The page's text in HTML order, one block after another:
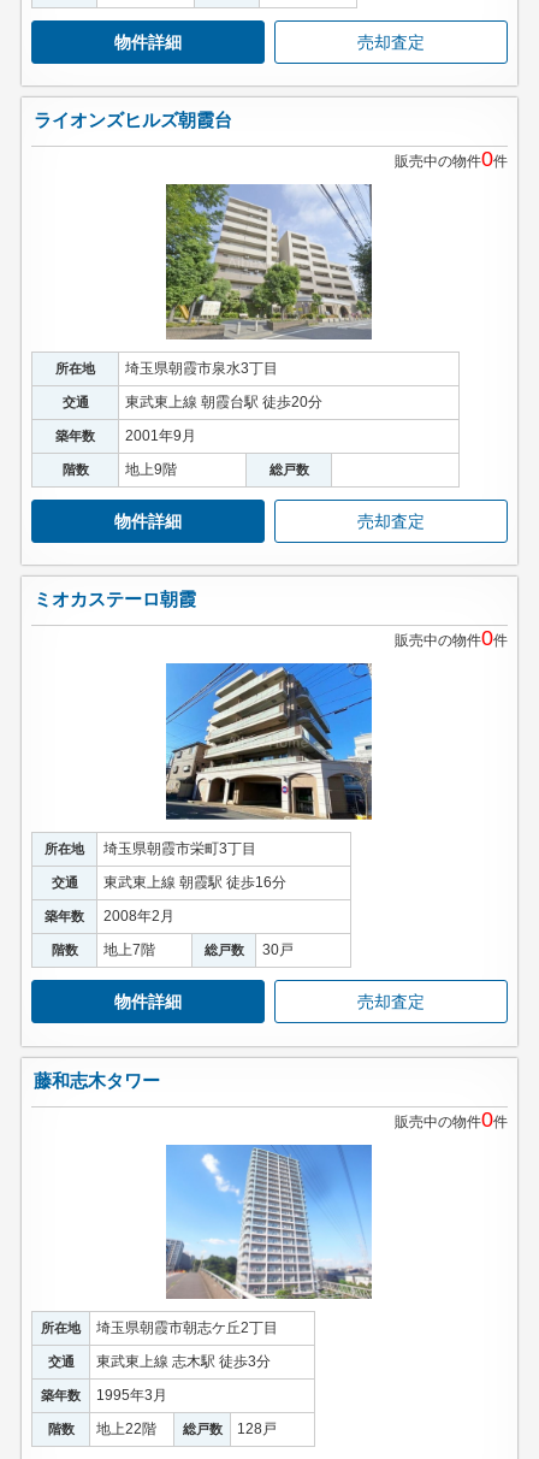
物件詳細 売却査定
ライオンズヒルズ朝霞台
販売中の物件0件
所在地 埼玉県朝霞市泉水3丁目
交通 東武東上線 朝霞台駅 徒歩20分
築年数 2001年9月
階数 地上9階 総戸数
物件詳細 売却査定
ミオカステーロ朝霞
販売中の物件0件
所在地 埼玉県朝霞市栄町3丁目
交通 東武東上線 朝霞駅 徒歩16分
築年数 2008年2月
階数 地上7階 総戸数 30戸
物件詳細 売却査定
藤和志木タワー
販売中の物件0件
所在地 埼玉県朝霞市朝志ケ丘2丁目
交通 東武東上線 志木駅 徒歩3分
築年数 1995年3月
階数 地上22階 総戸数 128戸